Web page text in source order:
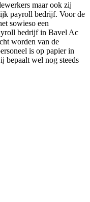
maar ook zij
payroll bedrijf. Voor de
sowieso een
bedrijf in Bavel Ac
worden van de
is op papier in
bepaalt wel nog steeds